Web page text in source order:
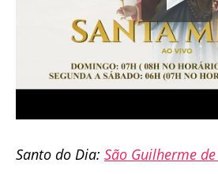
Santo do Dia: São Guilherme